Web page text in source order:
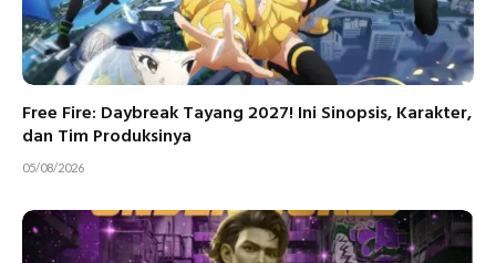
Free Fire: Daybreak Tayang 2027! Ini Sinopsis, Karakter,
dan Tim Produksinya
05/08/2026